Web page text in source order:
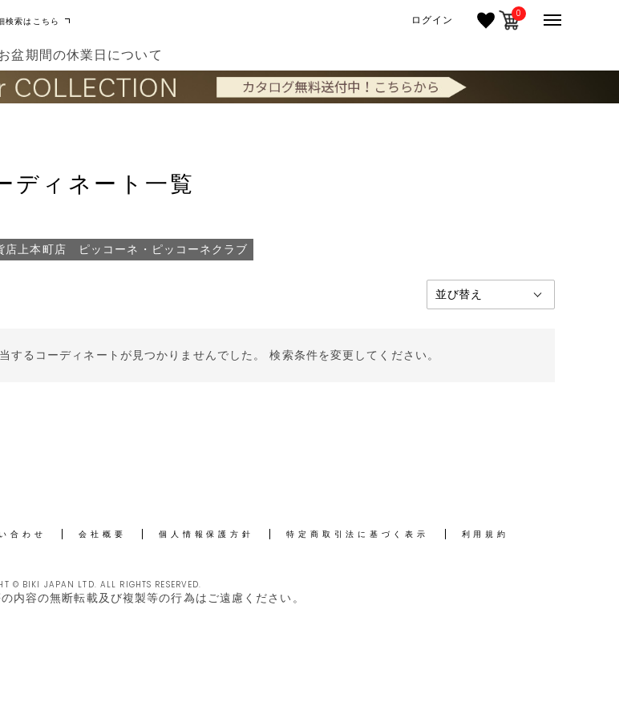
検索はこちら ログイン 0
盆期間の休業日について
ディネート一覧
店上本町店 ピッコーネ・ピッコーネクラブ
するコーディネートが見つかりませんでした。 検索条件を変更してください。
合わせ 会社概要 個人情報保護方針 特定商取引法に基づく表示 利用規約
© BIKI JAPAN LTD. ALL RIGHTS RESERVED.
内容の無断転載及び複製等の行為はご遠慮ください。